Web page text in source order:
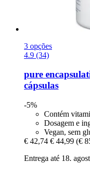
3 opções
4.9 (34)
pure
cápsulas
-5%
Contém
Dosagem e
Vegan, sem
€ 42,74 € 44,99 (€
Entrega até 18.